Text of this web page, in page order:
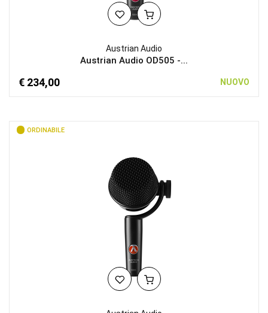
Austrian Audio
Austrian Audio OD505 -...
€ 234,00 NUOVO
ORDINABILE